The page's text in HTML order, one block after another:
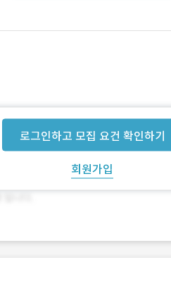
로그인하고 모집 요건 확인하기
회원가입